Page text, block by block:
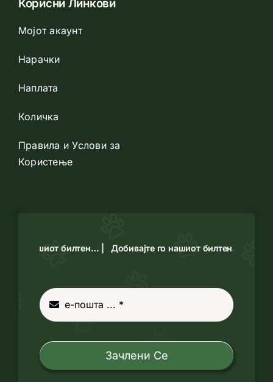
Корисни Линкови
Мојот акаунт
Нарачки
Наплата
Количка
Правила и Услови за
Користење
го нашиот билтен… | Добивајте го нашиот билтен… |
Зачлени Се